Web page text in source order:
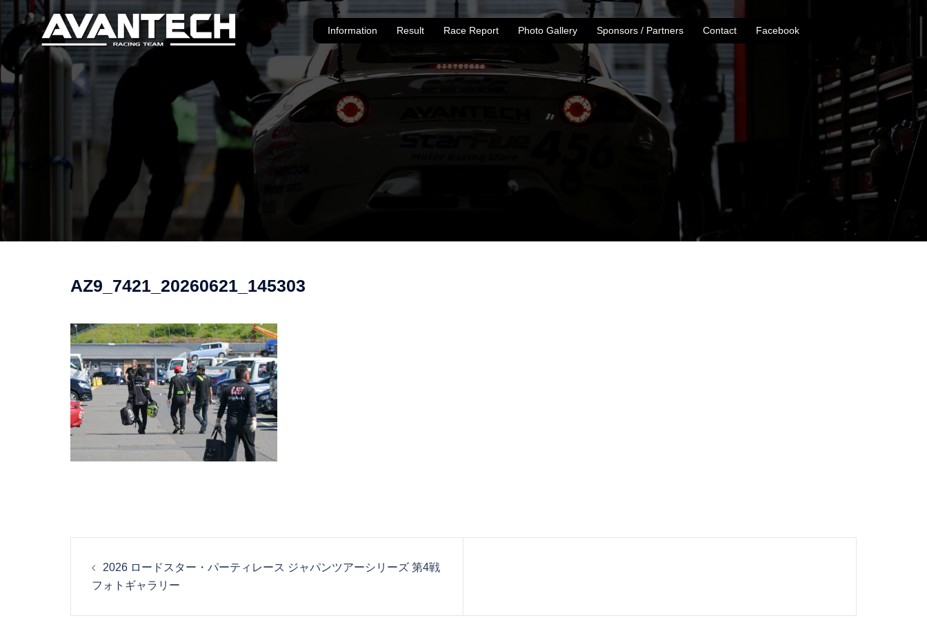
ン
テ
ン
ツ
へ
キ
Information Result Race Report Photo Gallery Sponsors / Partners Contact Facebook
AZ9_7421_20260621_145303
稿
2026 ロードスター・パーティレース ジャパンツアーシリーズ 第4戦
フォトギャラリー